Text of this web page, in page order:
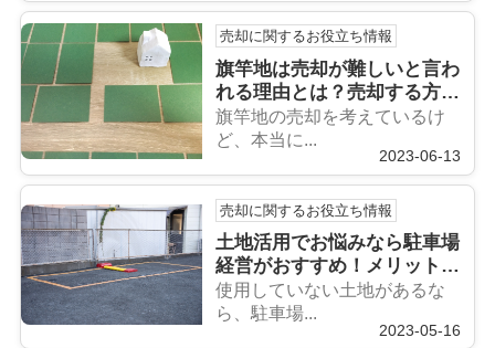
売却に関するお役立ち情報
旗竿地は売却が難しいと言わ
れる理由とは？売却する方法
についても解説
旗竿地の売却を考えているけ
ど、本当に...
2023-06-13
売却に関するお役立ち情報
土地活用でお悩みなら駐車場
経営がおすすめ！メリット・
デメリットを解説
使用していない土地があるな
ら、駐車場...
2023-05-16